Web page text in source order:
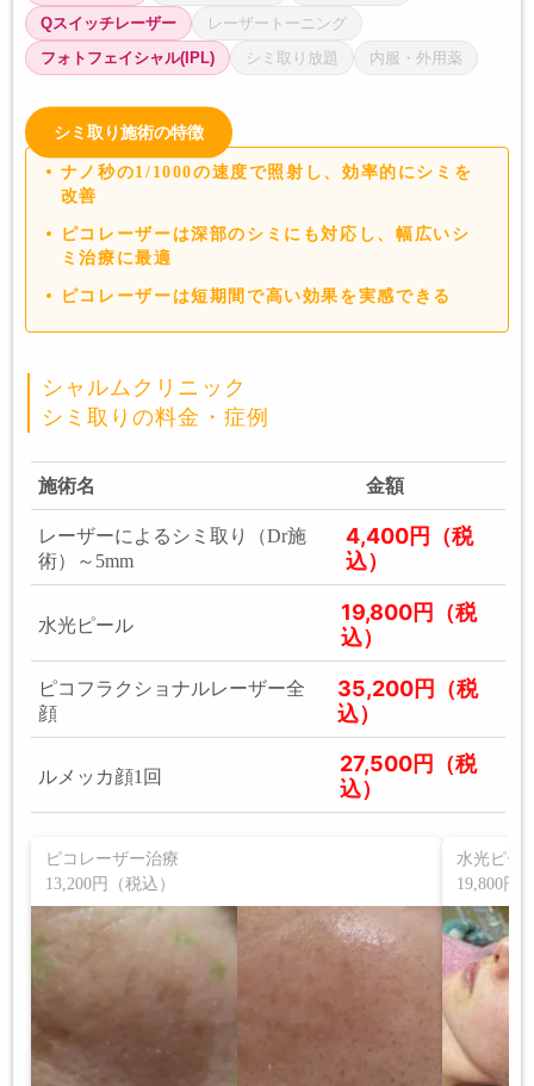
Qスイッチレーザー
レーザートーニング
フォトフェイシャル(IPL)
シミ取り放題 内服・外用薬
シミ取り施術の特徴
ナノ秒の1/1000の速度で照射し、効率的にシミを
改善
ピコレーザーは深部のシミにも対応し、幅広いシ
ミ治療に最適
ピコレーザーは短期間で高い効果を実感できる
シャルムクリニック
シミ取りの料金・症例
施術名 金額
レーザーによるシミ取り（Dr施
術）～5mm
4,400円（税
込）
水光ピール
19,800円（税
込）
ピコフラクショナルレーザー全
顔
35,200円（税
込）
ルメッカ顔1回
27,500円（税
込）
ピコレーザー治療
13,200円（税込）
水光ピー
19,800円